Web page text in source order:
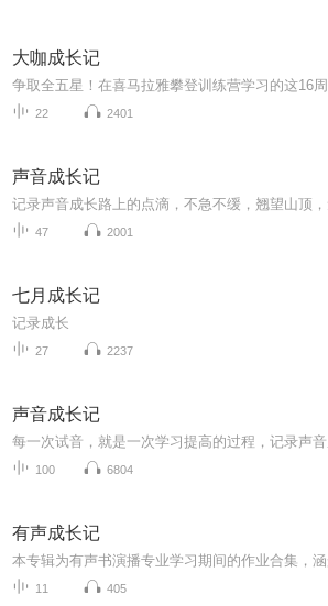
大咖成长记
争取全五星！在喜马拉雅攀登训练营学习的这16
22 2401
声音成长记
记录声音成长路上的点滴，不急不缓，翘望山顶
47 2001
七月成长记
记录成长
27 2237
声音成长记
每一次试音，就是一次学习提高的过程，记录声
100 6804
有声成长记
11 405